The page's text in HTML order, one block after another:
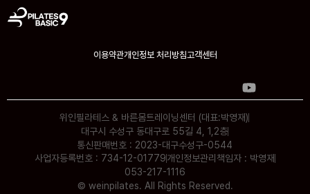
이용약관개인정보 처리방침고객센터
위인필라테스 & 바른몸트레이닝센터 (대표:박영재)
대구시 수성구 동대구로 55길 4, 1,2층
통신판매번호 : 2023-대구수성구-0544
사업자등록번호 : 734-12-01779개인정보관리책임자 : 박영재
053-217-1116
© weinpilates. All Rights Reserved.